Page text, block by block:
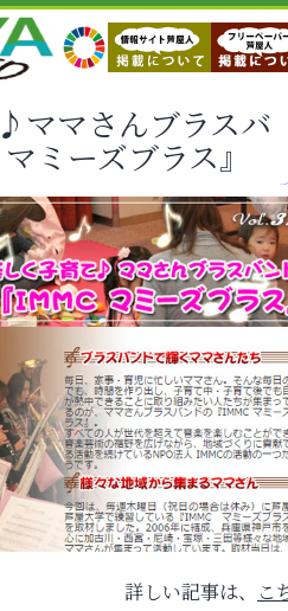
ママさんブラスバ
ミーズブラス』
詳しい記事は、 こ